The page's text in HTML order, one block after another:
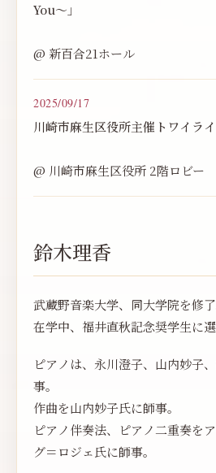
You〜」
@ 新百合21ホール
2025/09/17
川崎市麻生区役所主催トワイラ
@ 川崎市麻生区役所 2階ロビー
鈴木理香
武蔵野音楽大学、同大学院を修了
在学中、福井直秋記念奨学生に選
ピアノは、永川澄子、山内妙子
事。
作曲を山内妙子氏に師事。
ピアノ伴奏法、ピアノ二重奏を
グ＝ロジェ氏に師事。